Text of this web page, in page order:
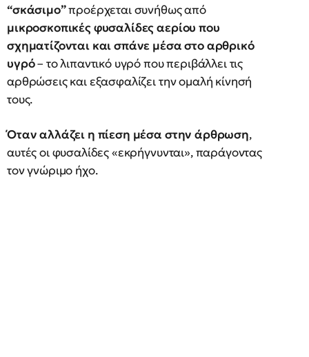
“σκάσιμο”προέρχεται συνήθως από
μικροσκοπικές φυσαλίδες αερίου που
σχηματίζονται και σπάνε μέσα στο αρθρικό
υγρό– το λιπαντικό υγρό που περιβάλλει τις
αρθρώσεις και εξασφαλίζει την ομαλή κίνησή
τους.
Όταν αλλάζει η πίεση μέσα στην άρθρωση,
αυτές οι φυσαλίδες «εκρήγνυνται», παράγοντας
τον γνώριμο ήχο.